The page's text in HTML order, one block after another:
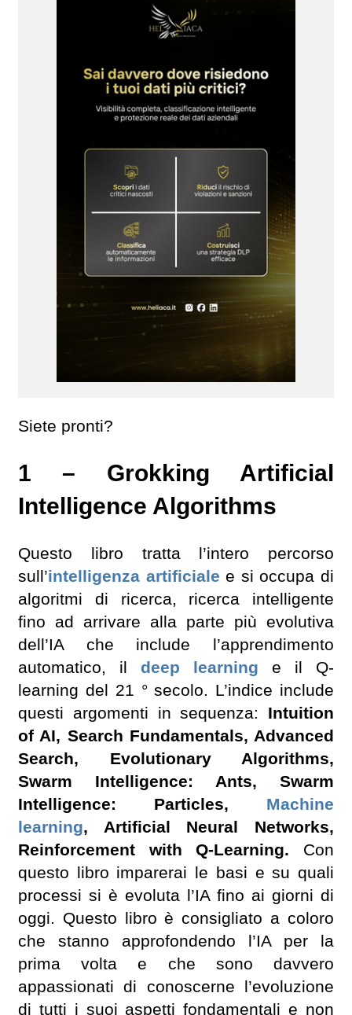
Siete pronti?
1 – Grokking Artificial
Intelligence Algorithms
Questo libro tratta l’intero percorso
sull’intelligenza artificiale e si occupa di
algoritmi di ricerca, ricerca intelligente
fino ad arrivare alla parte più evolutiva
dell’IA che include l’apprendimento
automatico, il deep learning e il Q-
learning del 21 ° secolo. L’indice include
questi argomenti in sequenza: Intuition
of AI, Search Fundamentals, Advanced
Search, Evolutionary Algorithms,
Swarm Intelligence: Ants, Swarm
Intelligence: Particles, Machine
learning, Artificial Neural Networks,
Reinforcement with Q-Learning. Con
questo libro imparerai le basi e su quali
processi si è evoluta l’IA fino ai giorni di
oggi. Questo libro è consigliato a coloro
che stanno approfondendo l’IA per la
prima volta e che sono davvero
appassionati di conoscerne l’evoluzione
di tutti i suoi aspetti fondamentali e non